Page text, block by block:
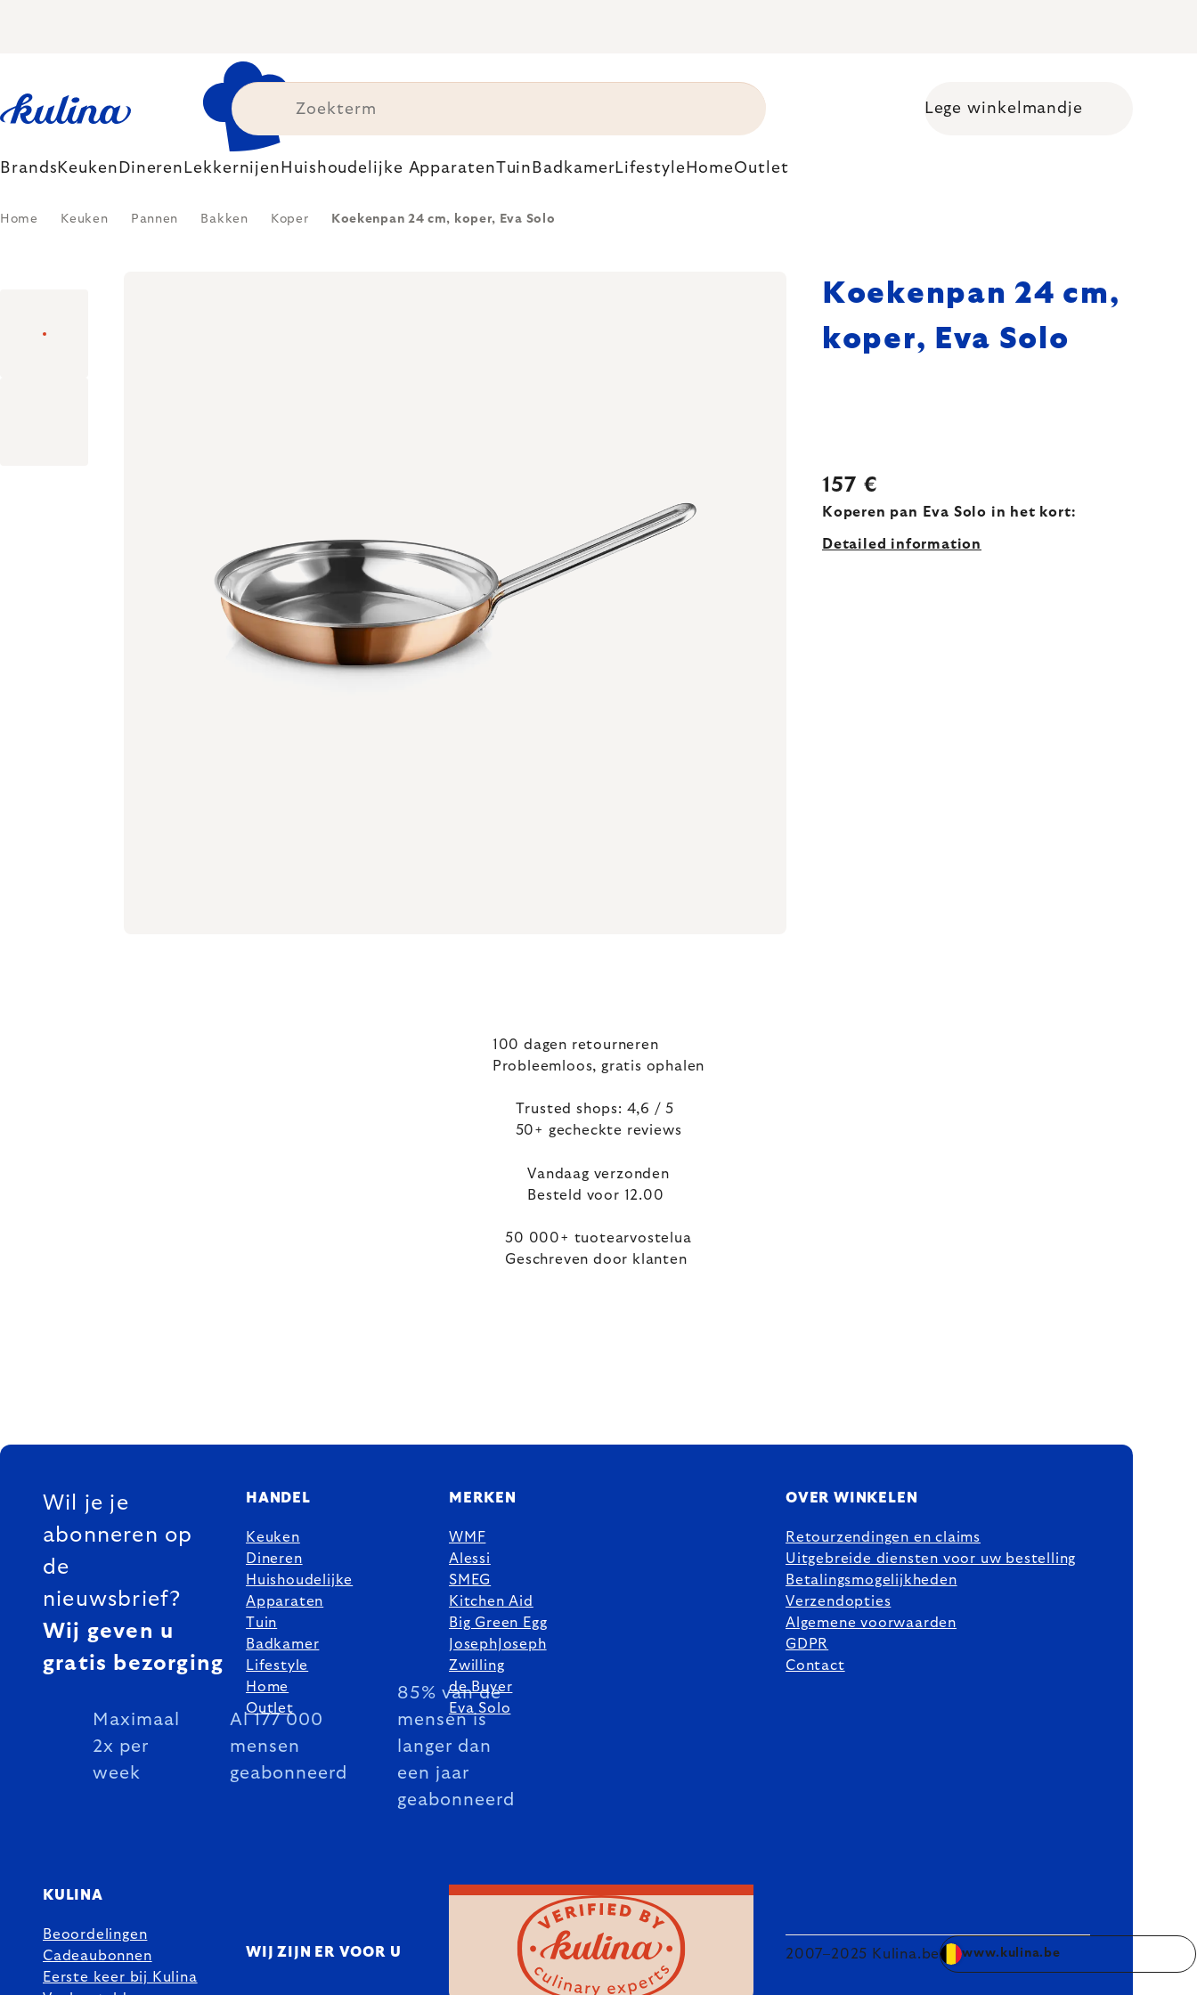
Shopping cart
Lege winkelmandje
Brands Keuken Dineren Lekkernijen Huishoudelijke ApparatenTuin BadkamerLifestyle HomeOutlet
Home Keuken Pannen Bakken Koper Koekenpan 24 cm, koper, Eva Solo
Koekenpan 24 cm,
koper, Eva Solo
157 €
Koperen pan Eva Solo in het kort:
Detailed information
100 dagen retourneren
Probleemloos, gratis ophalen
Trusted shops: 4,6 / 5
50+ gecheckte reviews
Vandaag verzonden
Besteld voor 12.00
50 000+ tuotearvostelua
Geschreven door klanten
FOOTER
Wil je je
abonneren op
de
nieuwsbrief?
Wij geven u
gratis bezorging
Maximaal
2x per
week
Al 177 000
mensen
geabonneerd
85% van de
mensen is
langer dan
een jaar
geabonneerd
HANDEL
Keuken
Dineren
Huishoudelijke
Apparaten
Tuin
Badkamer
Lifestyle
Home
Outlet
MERKEN
WMF
Alessi
SMEG
Kitchen Aid
Big Green Egg
JosephJoseph
Zwilling
de Buyer
Eva Solo
OVER WINKELEN
Retourzendingen en claims
Uitgebreide diensten voor uw bestelling
Betalingsmogelijkheden
Verzendopties
Algemene voorwaarden
GDPR
Contact
KULINA
Beoordelingen
Cadeaubonnen
Eerste keer bij Kulina
WIJ ZIJN ER VOOR U 2007–2025 Kulina.be www.kulina.be